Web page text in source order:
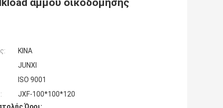
άμμου οικοδόμησης
ΚΙΝΑ
JUNXI
ISO 9001
JXF-100*100*120